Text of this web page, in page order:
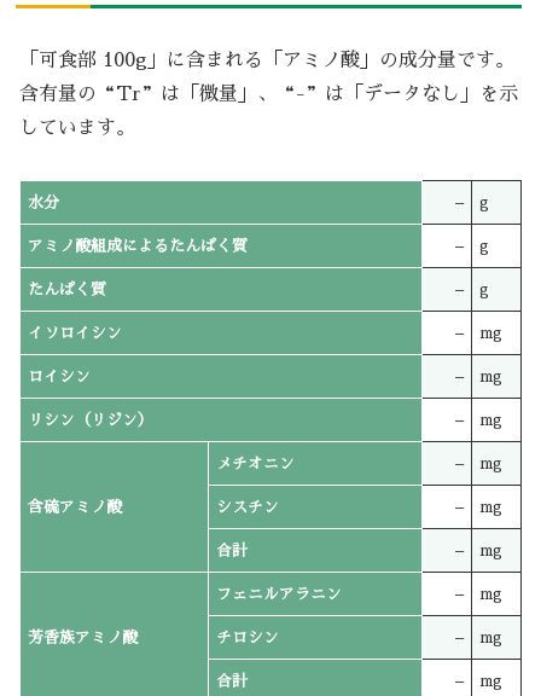
「可食部 100g」に含まれる「アミノ酸」の成分量です。
含有量の“Tr”は「微量」、“-”は「データなし」を示
しています。
水分 – g
アミノ酸組成によるたんぱく質 – g
たんぱく質 – g
イソロイシン – mg
ロイシン – mg
リシン（リジン） – mg
含硫アミノ酸
メチオニン – mg
シスチン – mg
合計 – mg
芳香族アミノ酸
フェニルアラニン – mg
チロシン – mg
合計 – mg